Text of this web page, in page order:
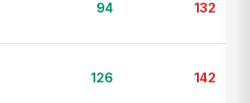
94 132
126 142